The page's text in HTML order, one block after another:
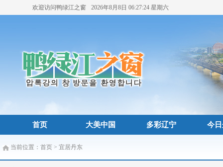
欢迎访问鸭绿江之窗 2026年8月8日 06:27:24 星期六
首页 大美中国 多彩辽宁 今
当前位置： 首页 > 宜居丹东